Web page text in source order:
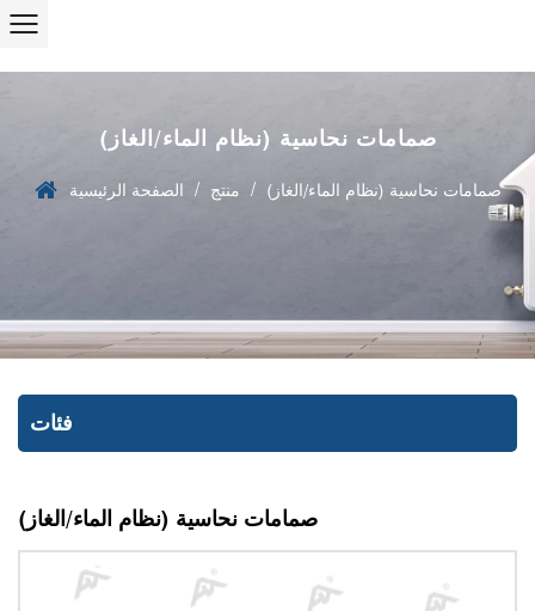
صمامات نحاسية (نظام الماء/الغاز)
الصفحة الرئيسية / منتج / صمامات نحاسية (نظام الماء/الغاز)
فئات
صمامات نحاسية (نظام الماء/الغاز)